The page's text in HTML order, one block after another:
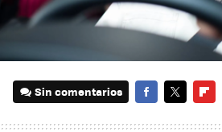
Sin comentarios